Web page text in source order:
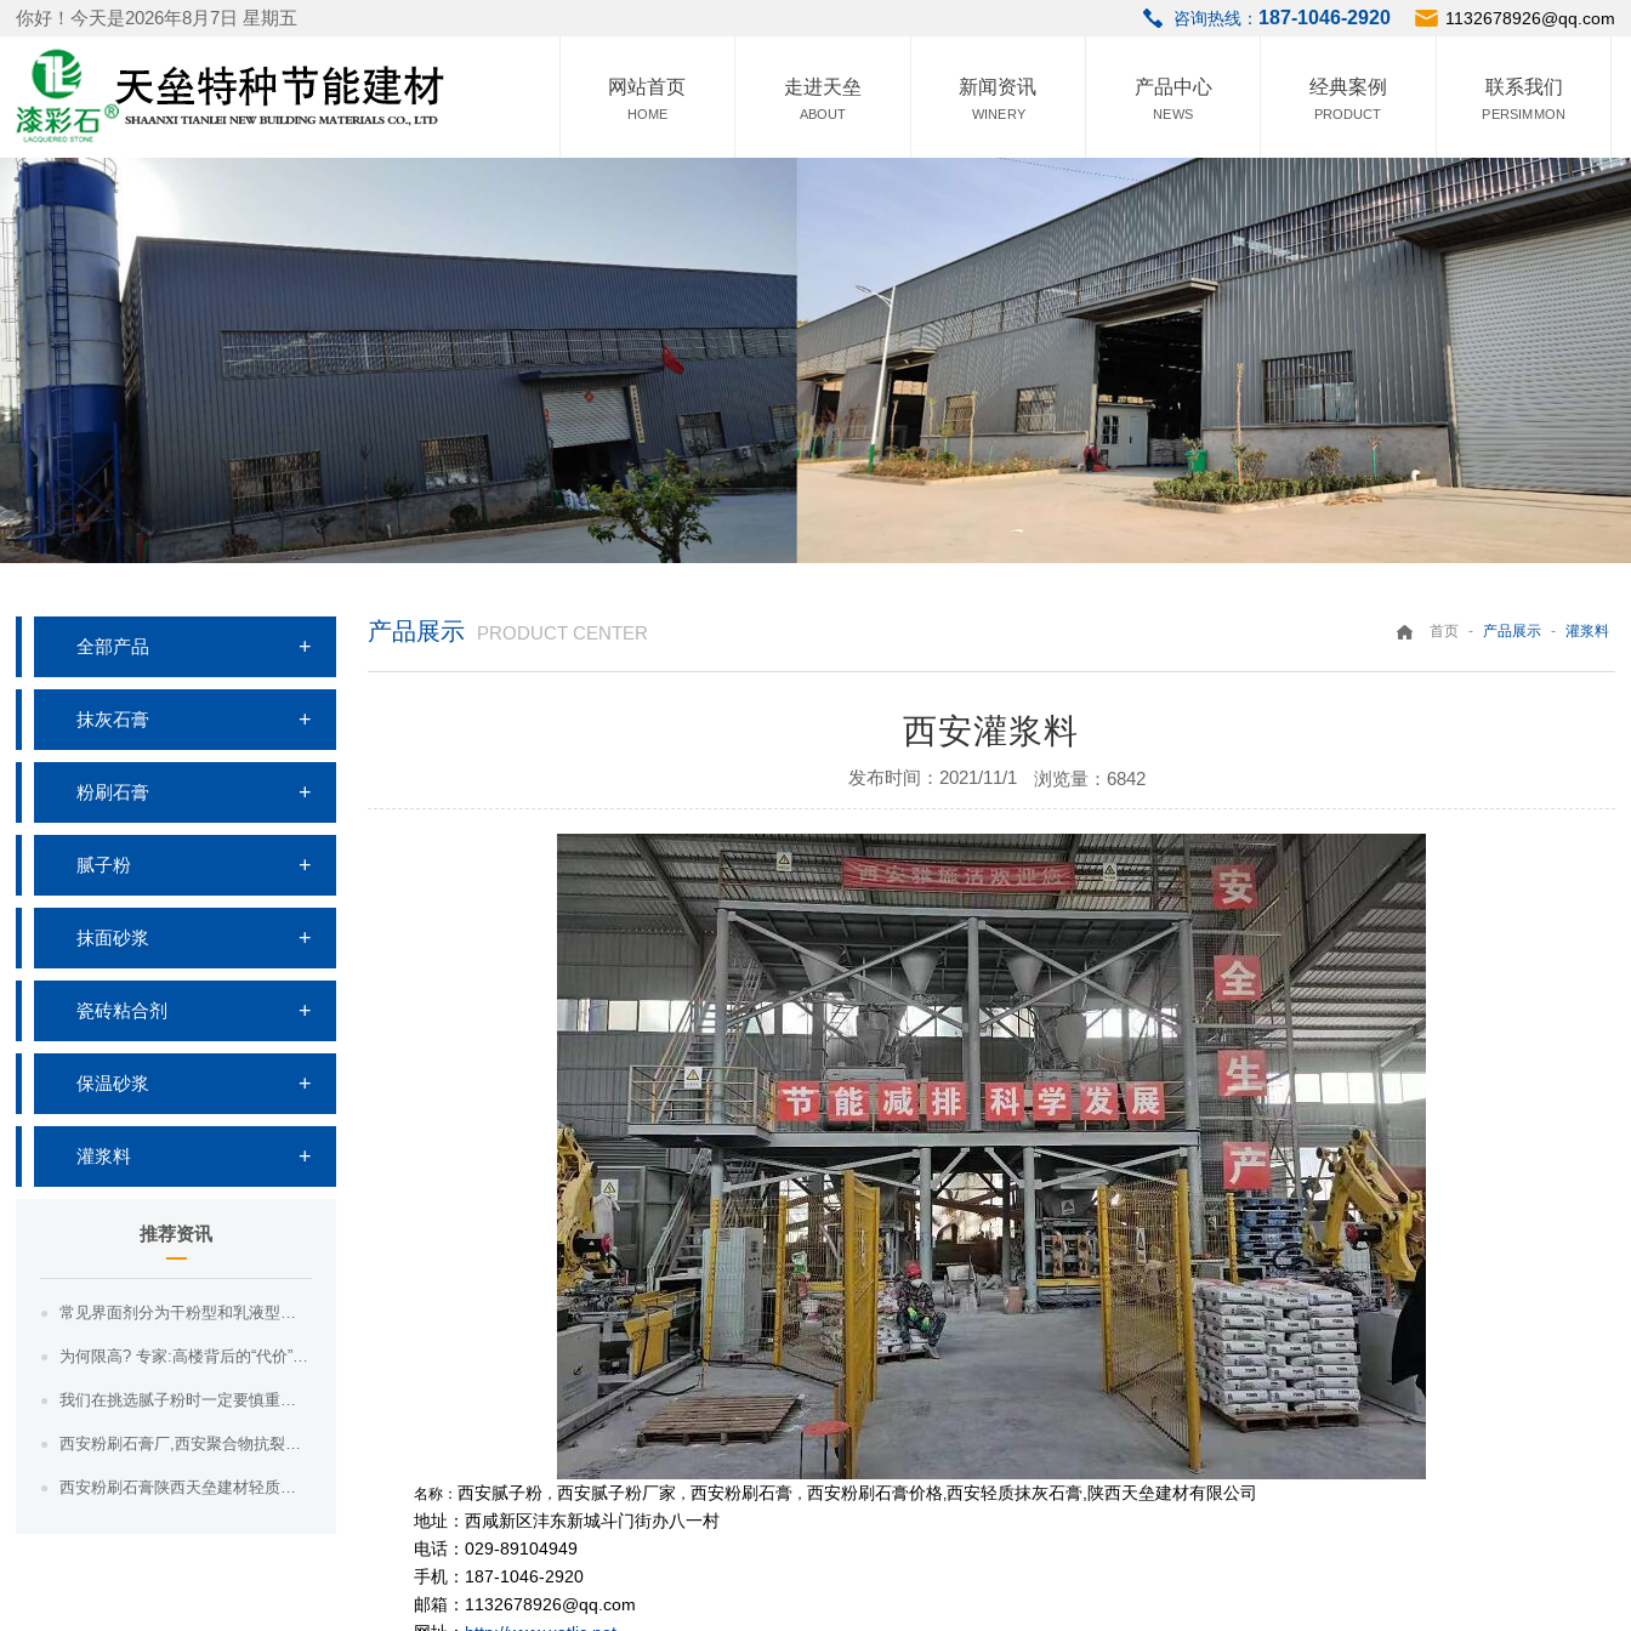
你好！今天是2026年8月7日 星期五 咨询热线： 187-1046-2920 1132678926@qq.com
网站首页
HOME
走进天垒
ABOUT
新闻资讯
WINERY
产品中心
NEWS
经典案例
PRODUCT
联系我们
PERSIMMON
全部产品
抹灰石膏
粉刷石膏
腻子粉
抹面砂浆
瓷砖粘合剂
保温砂浆
灌浆料
推荐资讯
常见界面剂分为干粉型和乳液型两种
为何限高? 专家:高楼背后的“代价”不容忽视
我们在挑选腻子粉时一定要慎重，西安粉刷石膏价格,西安轻质抹灰石膏,陕西天垒建材教
西安粉刷石膏厂,西安聚合物抗裂砂浆陕西天垒建材轻质粉刷石膏在建筑行业的应用
西安粉刷石膏陕西天垒建材轻质抹灰石膏的全面解析，看完你就全懂了。
产品展示 PRODUCT CENTER 首页 - 产品展示 - 灌浆料
西安灌浆料
发布时间：2021/11/1 浏览量：6842
名称： 西安腻子粉 ， 西安腻子粉厂家 ， 西安粉刷石膏 ， 西安粉刷石膏价格,西安轻质抹灰石膏,陕西天垒建材有限公司
地址：西咸新区沣东新城斗门街办八一村
电话：029-89104949
手机：187-1046-2920
邮箱：1132678926@qq.com